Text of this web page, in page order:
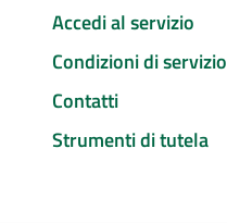
Accedi al servizio
Condizioni di servizio
Contatti
Strumenti di tutela